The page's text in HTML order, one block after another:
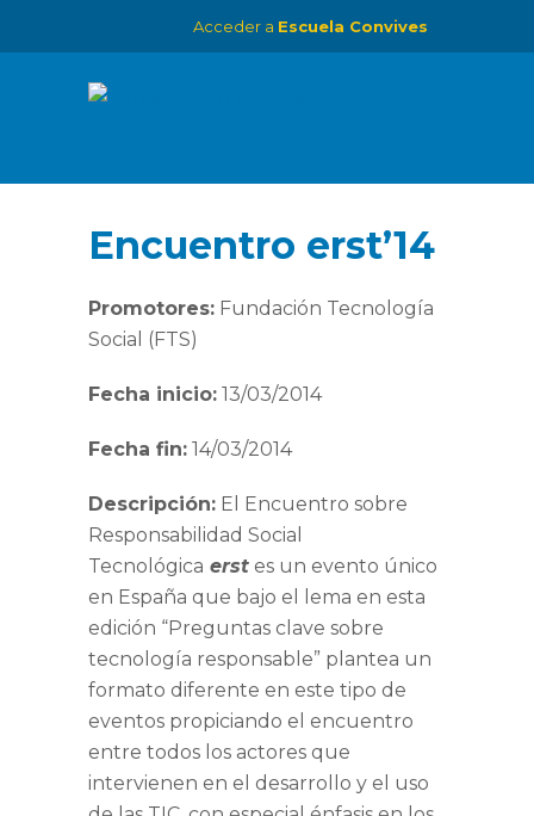
Acceder a Escuela Convives
Encuentro erst’14
Promotores: Fundación Tecnología
Social (FTS)
Fecha inicio: 13/03/2014
Fecha fin: 14/03/2014
Descripción: El Encuentro sobre
Responsabilidad Social
Tecnológica erst es un evento único
en España que bajo el lema en esta
edición “Preguntas clave sobre
tecnología responsable” plantea un
formato diferente en este tipo de
eventos propiciando el encuentro
entre todos los actores que
intervienen en el desarrollo y el uso